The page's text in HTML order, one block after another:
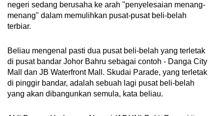
negeri sedang berusaha ke arah "penyelesaian menang-
menang" dalam memulihkan pusat-pusat beli-belah
terbiar.
Beliau mengenal pasti dua pusat beli-belah yang terletak
di pusat bandar Johor Bahru sebagai contoh - Danga City
Mall dan JB Waterfront Mall. Skudai Parade, yang terletak
di pinggir bandar, adalah sebuah lagi pusat beli-belah
yang akan dibangunkan semula, kata beliau.